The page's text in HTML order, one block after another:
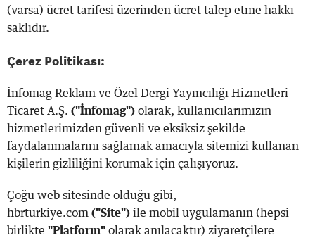
(varsa) ücret tarifesi üzerinden ücret talep etme hakkı
saklıdır.
Çerez Politikası:
İnfomag Reklam ve Özel Dergi Yayıncılığı Hizmetleri
Ticaret A.Ş. ("İnfomag") olarak, kullanıcılarımızın
hizmetlerimizden güvenli ve eksiksiz şekilde
faydalanmalarını sağlamak amacıyla sitemizi kullanan
kişilerin gizliliğini korumak için çalışıyoruz.
Çoğu web sitesinde olduğu gibi,
hbrturkiye.com ("Site") ile mobil uygulamanın (hepsi
birlikte "Platform" olarak anılacaktır) ziyaretçilere